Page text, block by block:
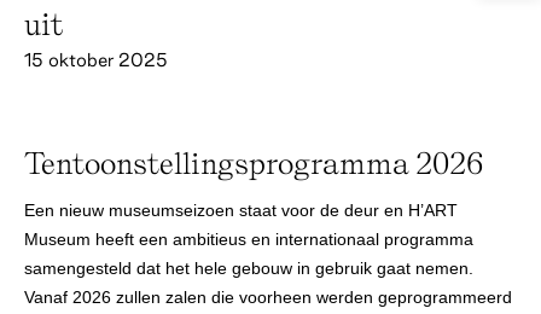
uit
15 oktober 2025
Tentoonstellingsprogramma 2026
Een nieuw museumseizoen staat voor de deur en H’ART
Museum heeft een ambitieus en internationaal programma
samengesteld dat het hele gebouw in gebruik gaat nemen.
Vanaf 2026 zullen zalen die voorheen werden geprogrammeerd